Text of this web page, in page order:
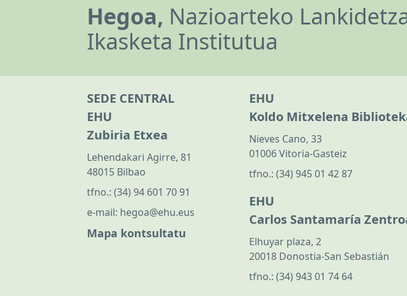
Hegoa, Nazioarteko
Ikasketa Institutua
SEDE CENTRAL
EHU
Zubiria Etxea
Lehendakari Agirre, 81
48015 Bilbao
tfno.: (34) 94 601 70 91
e-mail: hegoa@ehu.eus
Mapa kontsultatu
EHU
Koldo Mitxelena
Nieves Cano, 33
01006 Vitoria-Gasteiz
tfno.: (34) 945 01 42 87
EHU
Carlos Santamaría
Elhuyar plaza, 2
20018 Donostia-San Sebastián
tfno.: (34) 943 01 74 64